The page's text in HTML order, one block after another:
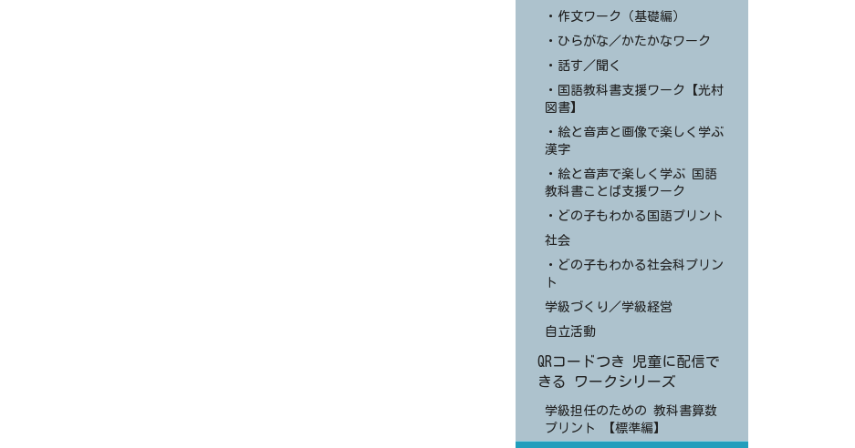
・作文ワーク（基礎編）
・ひらがな／かたかなワーク
・話す／聞く
・国語教科書支援ワーク【光村
図書】
・絵と音声と画像で楽しく学ぶ
漢字
・絵と音声で楽しく学ぶ 国語
教科書ことば支援ワーク
・どの子もわかる国語プリント
社会
・どの子もわかる社会科プリン
ト
学級づくり／学級経営
自立活動
QRコードつき 児童に配信で
きる ワークシリーズ
学級担任のための 教科書算数
プリント 【標準編】